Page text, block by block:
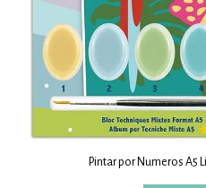
Pintar por Numeros A5